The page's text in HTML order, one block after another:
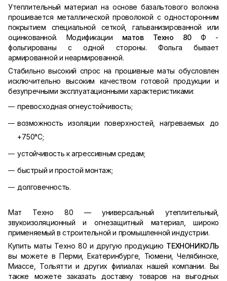
Утеплительный материал на основе базальтового волокна
прошивается металлической проволокой с односторонним
покрытием специальной сеткой, гальванизированной или
оцинкованной. Модификации матов Техно 80Ф -
фольгированы с одной стороны. Фольга бывает
армированной и неармированной.
Стабильно высокий спрос на прошивные маты обусловлен
исключительно высоким качеством готовой продукции и
безупречными эксплуатационными характеристиками:
превосходная огнеустойчивость;
возможность изоляции поверхностей, нагреваемых до
+750°С;
устойчивость к агрессивным средам;
быстрый и простой монтаж;
долговечность.
Мат Техно 80 — универсальный утеплительный,
звукоизоляционный и огнезащитный материал, широко
применяемый в строительной и промышленной индустрии.
Купить маты Техно 80 и другую продукцию ТЕХНОНИКОЛЬ
вы можете в Перми, Екатеринбурге, Тюмени, Челябинске,
Миассе, Тольятти и других филиалах нашей компании. Вы
также можете заказать доставку товаров на выгодных